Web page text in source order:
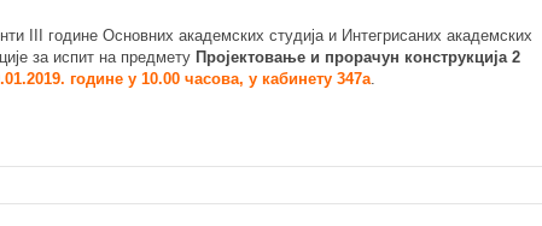
III године Основних академских студија и Интегрисаних академских
за испит на предмету Пројектовање и прорачун конструкција 2
године у 10.00 часова, у кабинету 347а.